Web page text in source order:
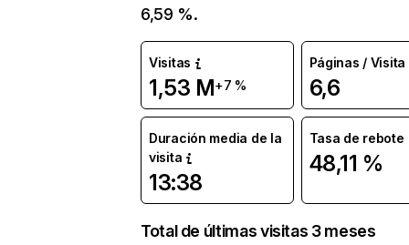
6,59 %.
Visitas
1,53 M+7 %
Páginas / Visita
6,6
Duración media de la
visita
13:38
Tasa de rebote
48,11 %
Total de últimas visitas 3 meses